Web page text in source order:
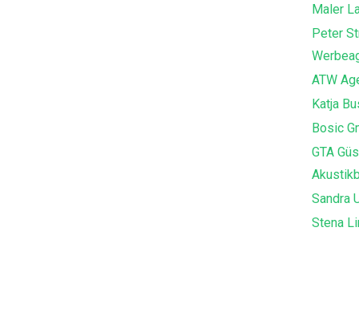
Maler
Peter
ATW
Katja
Bosic
GTA
Sandra
Stena